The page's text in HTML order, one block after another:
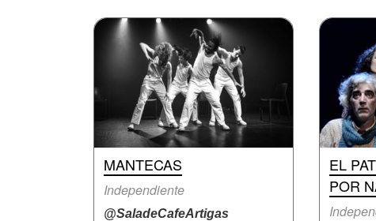
MANTECAS
Independiente
@SaladeCafeArtigas
EL
POR